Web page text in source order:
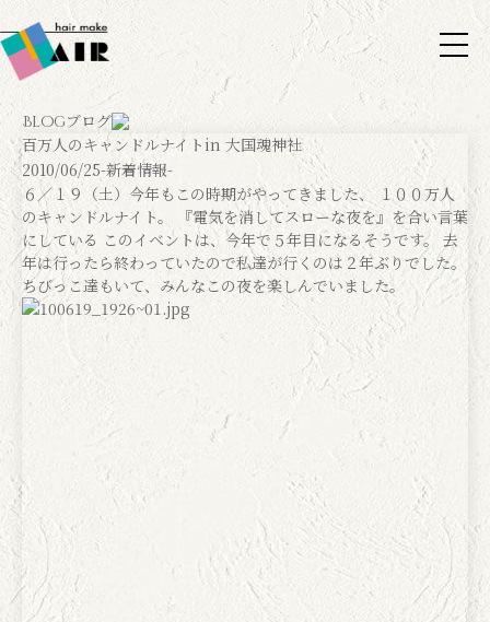
Blogブログ
百万人のキャンドルナイトin 大国魂神社
2010/06/25-新着情報-
６／１９（土）今年もこの時期がやってきました、 １００万人
のキャンドルナイト。 『電気を消してスローな夜を』を合い言葉
にしている このイベントは、今年で５年目になるそうです。 去
年は行ったら終わっていたので私達が行くのは２年ぶりでした。
ちびっこ達もいて、みんなこの夜を楽しんでいました。